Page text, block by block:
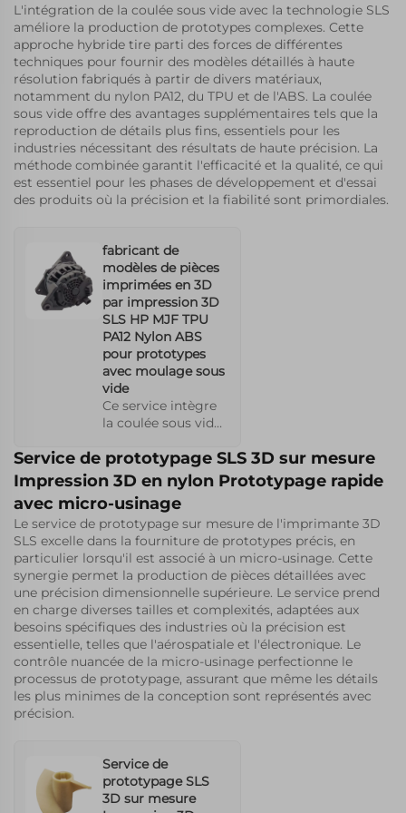
sa flexibilité,
optimisant le
processus de
production pour
livrer rapidement
des prototypes à
partir des concepts
de conception. En
mettant l'accent
sur la précision, les
solutions sur
mesure peuvent
défis spécifiques de
conception et
d'application.
L'intégration de la coulée sous vide avec la technologie SLS
améliore la production de prototypes complexes. Cette
approche hybride tire parti des forces de différentes
techniques pour fournir des modèles détaillés à haute
résolution fabriqués à partir de divers matériaux,
notamment du nylon PA12, du TPU et de l'ABS. La coulée
sous vide offre des avantages supplémentaires tels que la
reproduction de détails plus fins, essentiels pour les
industries nécessitant des résultats de haute précision. La
méthode combinée garantit l'efficacité et la qualité, ce qui
est essentiel pour les phases de développement et d'essai
des produits où la précision et la fiabilité sont primordiales.
fabricant de
modèles de pièces
imprimées en 3D
par impression 3D
SLS HP MJF TPU
PA12 Nylon ABS
pour prototypes
avec moulage sous
vide
Ce service intègre
la coulée sous vide
SLS, offrant une
reproduction
détaillée améliorée
des prototypes
fabriqués à partir
de divers matériaux
tels que le nylon
PA12 et le TPU. Il se
distingue par la
création de
modèles complexes
essentiels à des
tests rigoureux et
au développement
de produits.
Service de prototypage SLS 3D sur mesure
Impression 3D en nylon Prototypage rapide
avec micro-usinage
Le service de prototypage sur mesure de l'imprimante 3D
SLS excelle dans la fourniture de prototypes précis, en
particulier lorsqu'il est associé à un micro-usinage. Cette
synergie permet la production de pièces détaillées avec
une précision dimensionnelle supérieure. Le service prend
en charge diverses tailles et complexités, adaptées aux
besoins spécifiques des industries où la précision est
essentielle, telles que l'aérospatiale et l'électronique. Le
contrôle nuancée de la micro-usinage perfectionne le
processus de prototypage, assurant que même les détails
les plus minimes de la conception sont représentés avec
précision.
Service de
prototypage SLS
3D sur mesure